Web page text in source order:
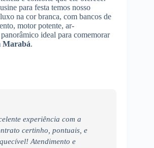
para festa temos nosso
na cor branca, com bancos de
motor potente, ar-
ideal para comemorar
Marabá.
experiência com a
certinho, pontuais, e
Atendimento e